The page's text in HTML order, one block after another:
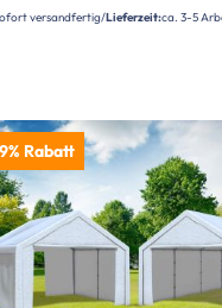
Lieferzeit:ca. 3-5
versandfertig
Rabatt